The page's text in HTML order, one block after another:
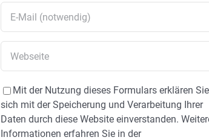
Mit der Nutzung dieses Formulars erklären Sie
sich mit der Speicherung und Verarbeitung Ihrer
Daten durch diese Website einverstanden.
Informationen erfahren Sie in der